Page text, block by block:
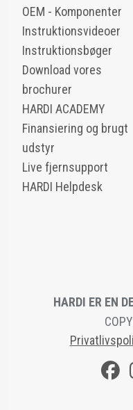
OEM - Komponenter
Instruktionsvideoer
Instruktionsbøger
Download vores
brochurer
HARDI ACADEMY
Finansiering og brugt
udstyr
Live fjernsupport
HARDI Helpdesk
HARDI ER EN